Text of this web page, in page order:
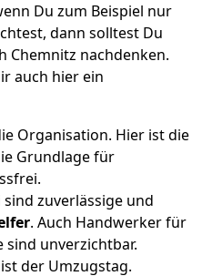
Du zum Beispiel nur
dann solltest Du
Chemnitz nachdenken.
auch hier ein
Organisation. Hier ist die
Grundlage für
zuverlässige und
. Auch Handwerker für
unverzichtbar.
der Umzugstag.